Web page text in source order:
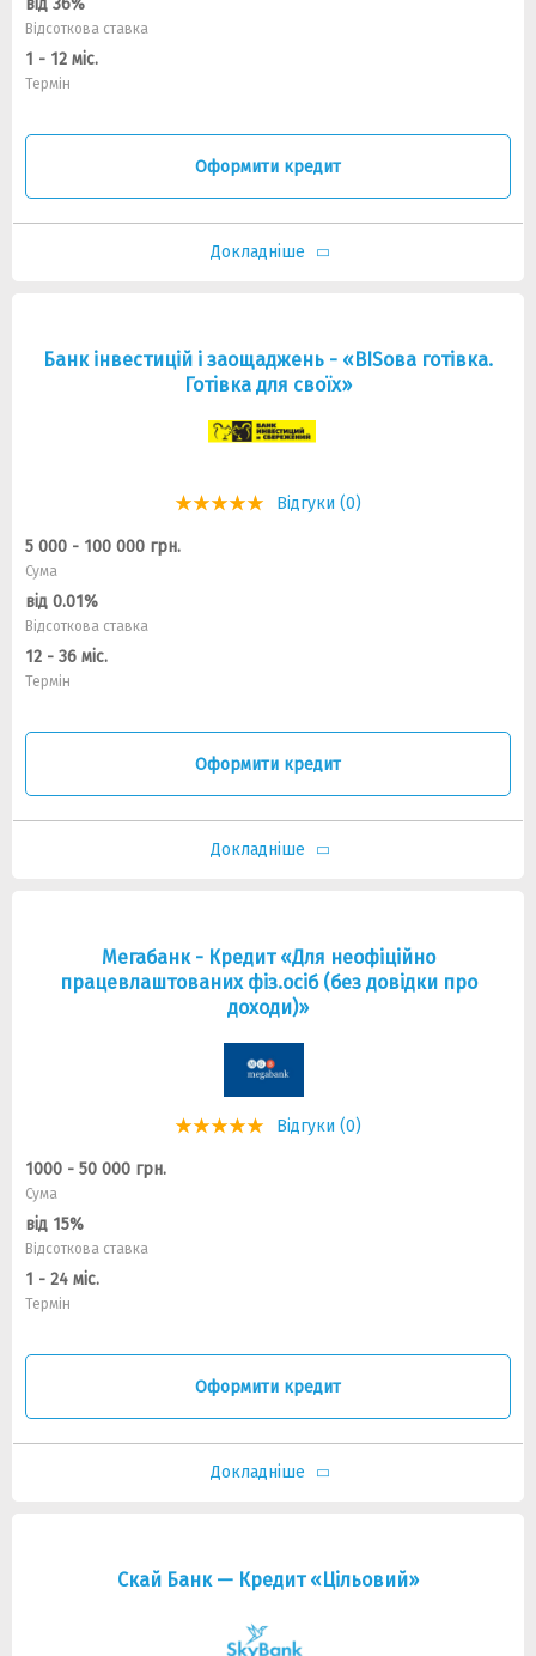
від 36%
Відсоткова ставка
1 - 12 міс.
Термін
Оформити кредит
Докладніше
Банк інвестицій і заощаджень - «BISова готівка.
Готівка для своїх»
Відгуки (0)
5 000 - 100 000 грн.
Сума
від 0.01%
Відсоткова ставка
12 - 36 міс.
Термін
Оформити кредит
Докладніше
Мегабанк - Кредит «Для неофіційно
працевлаштованих фіз.осіб (без довідки про
доходи)»
Відгуки (0)
1000 - 50 000 грн.
Сума
від 15%
Відсоткова ставка
1 - 24 міс.
Термін
Оформити кредит
Докладніше
Скай Банк — Кредит «Цільовий»